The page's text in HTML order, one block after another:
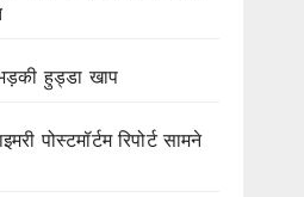
हुड्डा खाप
पोस्टमॉर्टम रिपोर्ट सामने